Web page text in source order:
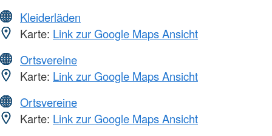
Kleiderläden
Karte: Link zur Google Maps Ansicht
Ortsvereine
Karte: Link zur Google Maps Ansicht
Ortsvereine
Karte: Link zur Google Maps Ansicht